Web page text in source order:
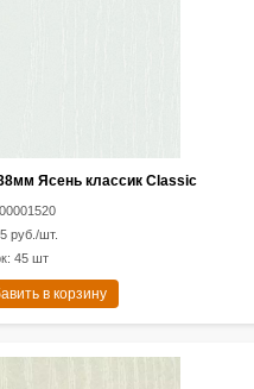
Ясень классик Classic
руб./шт.
45 шт
в корзину